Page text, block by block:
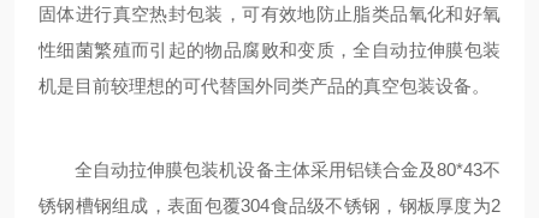
固体进行真空热封包装，可有效地防止脂类品氧化和好氧
性细菌繁殖而引起的物品腐败和变质，全自动拉伸膜包装
机是目前较理想的可代替国外同类产品的真空包装设备。
全自动拉伸膜包装机设备主体采用铝镁合金及80*43不
锈钢槽钢组成，表面包覆304食品级不锈钢，钢板厚度为2